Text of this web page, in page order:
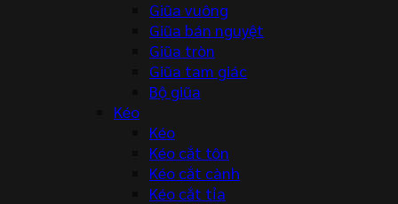
Giũa vuông
Giũa bán nguyệt
Giũa tròn
Giũa tam giác
Bộ giũa
Kéo
Kéo
Kéo cắt tôn
Kéo cắt cành
Kéo cắt tỉa